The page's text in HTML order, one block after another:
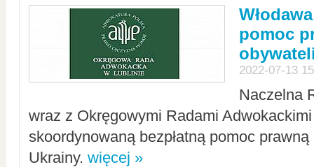
pomoc
2022-07-13
Naczelna
wraz z Okręgowymi Radami Adwokackimi
skoordynowaną bezpłatną pomoc
Ukrainy. więcej »